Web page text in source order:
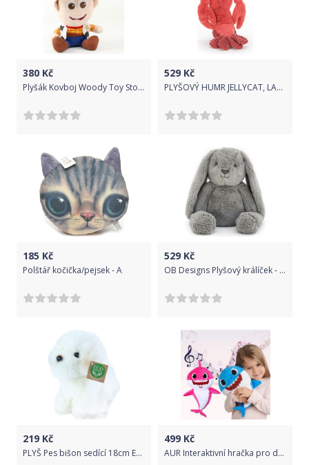
380 Kč
Plyšák Kovboj Woody Toy Story 18 cm
529 Kč
PLYŠOVÝ HUMR JELLYCAT, LARRY, 20 CM
185 Kč
Polštář kočička/pejsek - A
529 Kč
OB Designs Plyšový králíček - Grey 40 cm
219 Kč
PLYŠ Pes bišon sedící 18cm Eco-Friendly *PLYŠOVÉ HRAČKY*
499 Kč
AUR Interaktivní hračka pro děti SHARK Barva: Žlutá